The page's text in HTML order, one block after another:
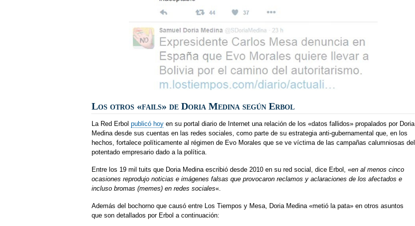
Los otros «fails» de Doria Medina según Erbol
La Red Erbol publicó hoy en su portal diario de Internet una relación de los «datos fallidos» propalados por Doria
Medina desde sus cuentas en las redes sociales, como parte de su estrategia anti-gubernamental que, en los
hechos, fortalece políticamente al régimen de Evo Morales que se ve víctima de las campañas calumniosas del
potentado empresario dado a la política.
Entre los 19 mil tuits que Doria Medina escribió desde 2010 en su red social, dice Erbol, «en al menos cinco
ocasiones reprodujo noticias e imágenes falsas que provocaron reclamos y aclaraciones de los afectados e
incluso bromas (memes) en redes sociales«.
Además del bochorno que causó entre Los Tiempos y Mesa, Doria Medina «metió la pata» en otros asuntos
que son detallados por Erbol a continuación: